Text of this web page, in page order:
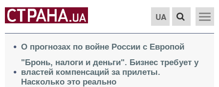
UA
О прогнозах по войне России с Европой
"Бронь, налоги и деньги". Бизнес требует у
властей компенсаций за прилеты.
Насколько это реально